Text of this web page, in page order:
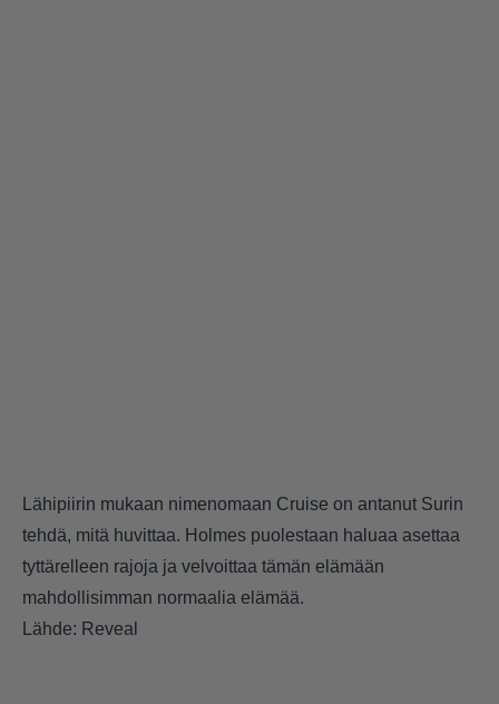
Lähipiirin mukaan nimenomaan Cruise on antanut Surin
tehdä, mitä huvittaa. Holmes puolestaan haluaa asettaa
tyttärelleen rajoja ja velvoittaa tämän elämään
mahdollisimman normaalia elämää.
Lähde: Reveal